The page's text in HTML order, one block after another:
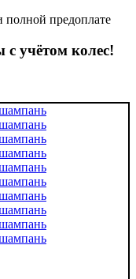
предоплате
учётом колес!